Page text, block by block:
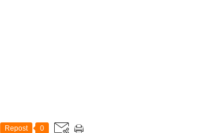
Repost 0